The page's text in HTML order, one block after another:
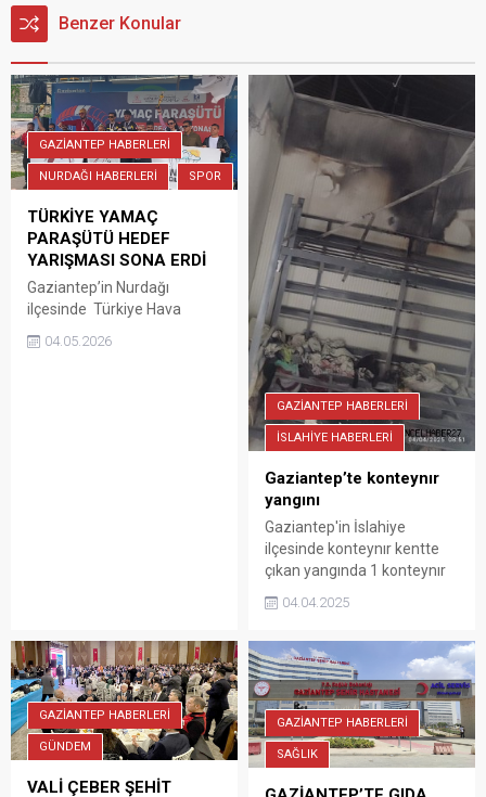
Benzer Konular
GAZİANTEP HABERLERİ
NURDAĞI HABERLERİ SPOR
TÜRKİYE YAMAÇ
PARAŞÜTÜ HEDEF
YARIŞMASI SONA ERDİ
Gaziantep’in Nurdağı
ilçesinde Türkiye Hava
tarafından düzenlenen
havacılık kulüpleri olmak
üzere milli takım...
04.05.2026
GAZİANTEP HABERLERİ
İSLAHİYE HABERLERİ
Gaziantep’te konteynır
yangını
Gaziantep'in İslahiye
ilçesinde konteynır kentte
çıkan yangında 1 konteynır
oturan afetzede aile başka
04.04.2025
GAZİANTEP HABERLERİ
GÜNDEM
VALİ ÇEBER ŞEHİT
GAZİANTEP HABERLERİ
SAĞLIK